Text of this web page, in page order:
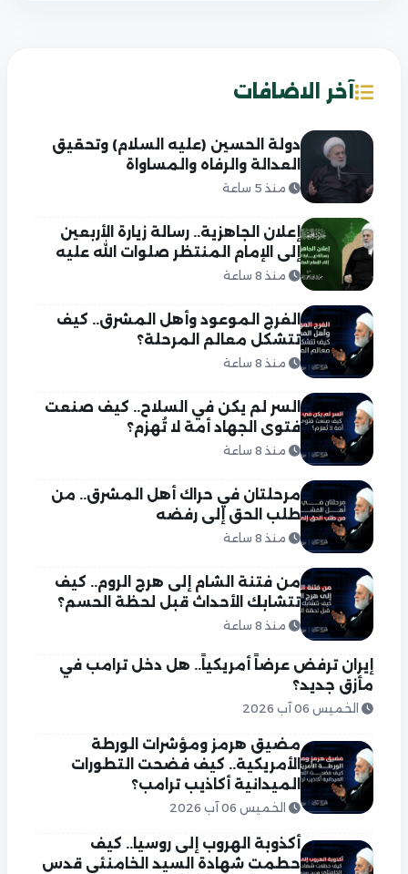
آخر الاضافات
دولة الحسين (عليه السلام) وتحقيق
العدالة والرفاه والمساواة
منذ 5 ساعة
إعلان الجاهزية.. رسالة زيارة الأربعين
إلى الإمام المنتظر صلوات الله عليه
منذ 8 ساعة
الفرج الموعود وأهل المشرق.. كيف
تتشكل معالم المرحلة؟
منذ 8 ساعة
السر لم يكن في السلاح.. كيف صنعت
فتوى الجهاد أمة لا تُهزم؟
منذ 8 ساعة
مرحلتان في حراك أهل المشرق.. من
طلب الحق إلى رفضه
منذ 8 ساعة
من فتنة الشام إلى هرج الروم.. كيف
تتشابك الأحداث قبل لحظة الحسم؟
منذ 8 ساعة
إيران ترفض عرضاً أمريكياً.. هل دخل ترامب في
مأزق جديد؟
الخميس 06 آب 2026
مضيق هرمز ومؤشرات الورطة
الأمريكية.. كيف فضحت التطورات
الميدانية أكاذيب ترامب؟
الخميس 06 آب 2026
أكذوبة الهروب إلى روسيا.. كيف
حطمت شهادة السيد الخامنئي قدس